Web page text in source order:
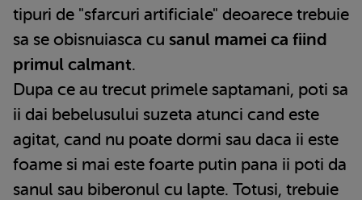
tipuri de "sfarcuri artificiale" deoarece trebuie
sa se obisnuiasca cu sanul mamei ca fiind
primul calmant.
Dupa ce au trecut primele saptamani, poti sa
ii dai bebelusului suzeta atunci cand este
agitat, cand nu poate dormi sau daca ii este
foame si mai este foarte putin pana ii poti da
sanul sau biberonul cu lapte. Totusi, trebuie